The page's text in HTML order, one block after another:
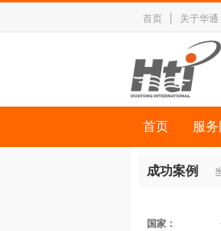
首页 | 关于华通
首页 服
成功案例
国家：